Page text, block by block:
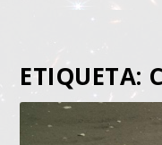
ETIQUETA: